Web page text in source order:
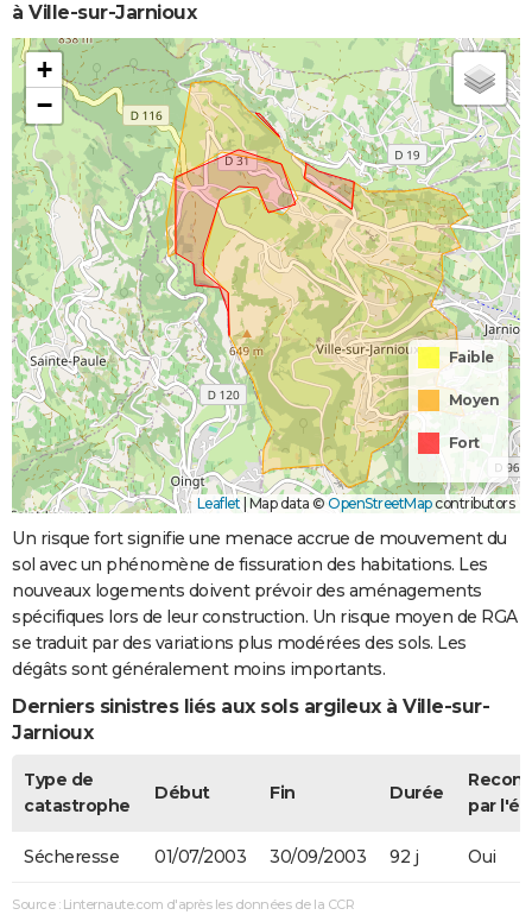
à Ville-sur-Jarnioux
+
−
Faible
Moyen
Fort
Leaflet Map data © OpenStreetMapcontributors
Un risque fort signifie une menace accrue de mouvement du
sol avec un phénomène de fissuration des habitations. Les
nouveaux logements doivent prévoir des aménagements
spécifiques lors de leur construction. Un risque moyen de RGA
se traduit par des variations plus modérées des sols. Les
dégâts sont généralement moins importants.
Derniers sinistres liés aux sols argileux à Ville-sur-
Jarnioux
Type de
catastrophe
Début Fin Durée
par
Sécheresse 01/07/2003 30/09/2003 92 j Oui
Source : Linternaute.com d'après les données de la CCR